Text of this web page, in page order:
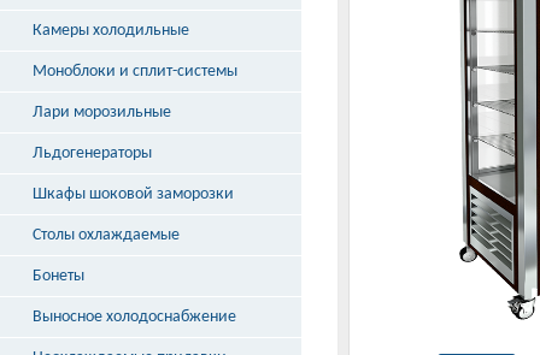
Камеры холодильные
Моноблоки и сплит-системы
Лари морозильные
Льдогенераторы
Шкафы шоковой заморозки
Столы охлаждаемые
Бонеты
Выносное холодоснабжение